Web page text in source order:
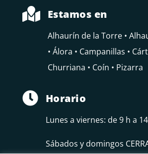
 Estamos en
Alhaurín de la Torre •
• Álora • Campanillas •
Churriana • Coín • Pizarra
 Horario
Lunes a viernes: de 9 h a
Sábados y domingos